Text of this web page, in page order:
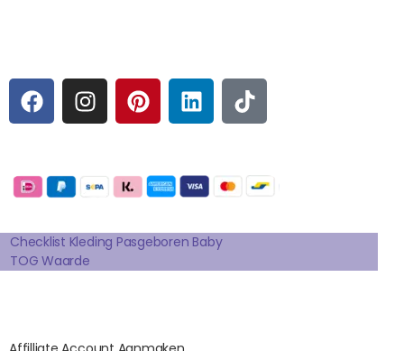
F
A
C
B
O
O
K
I
N
S
A
R
A
M
P
I
N
E
R
E
S
T
L
I
N
E
D
I
N
T
I
K
O
K
Checklist Kleding Pasgeboren Baby
TOG Waarde